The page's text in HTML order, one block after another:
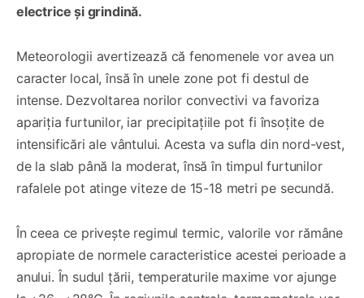
electrice și grindină.
Meteorologii avertizează că fenomenele vor avea un
caracter local, însă în unele zone pot fi destul de
intense. Dezvoltarea norilor convectivi va favoriza
apariția furtunilor, iar precipitațiile pot fi însoțite de
intensificări ale vântului. Acesta va sufla din nord-vest,
de la slab până la moderat, însă în timpul furtunilor
rafalele pot atinge viteze de 15-18 metri pe secundă.
În ceea ce privește regimul termic, valorile vor rămâne
apropiate de normele caracteristice acestei perioade a
anului. În sudul țării, temperaturile maxime vor ajunge